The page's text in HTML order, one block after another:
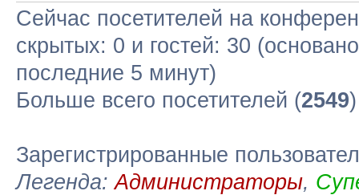
Сейчас посетителей на
скрытых: 0 и гостей: 30
последние 5 минут)
Больше всего посетителей (2549
Зарегистрированные
Легенда:Администраторы,